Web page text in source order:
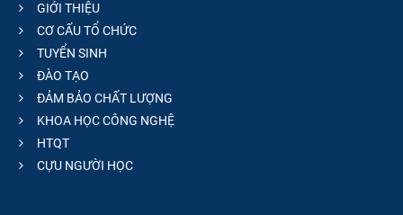
GIỚI THIỆU
CƠ CẤU TỔ CHỨC
TUYỂN SINH
ĐÀO TẠO
ĐẢM BẢO CHẤT LƯỢNG
KHOA HỌC CÔNG NGHỆ
HTQT
CỰU NGƯỜI HỌC